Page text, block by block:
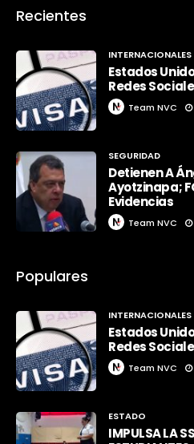
Recientes
INTERNACIONALES
Estados
Redes
Team NVC
SEGURIDAD
Detienen A
Ayotzinapa;
Evidencias
Team NVC
Populares
INTERNACIONALES
Estados
Redes
Team NVC
ESTADO
IMPULSA LA